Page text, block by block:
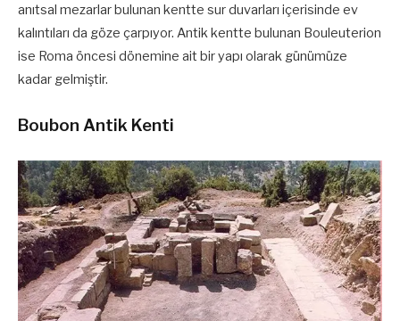
anıtsal mezarlar bulunan kentte sur duvarları içerisinde ev
kalıntıları da göze çarpıyor. Antik kentte bulunan Bouleuterion
ise Roma öncesi dönemine ait bir yapı olarak günümüze
kadar gelmiştir.
Boubon Antik Kenti